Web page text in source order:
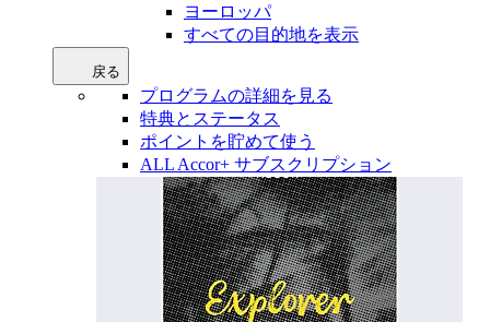
ヨーロッパ
すべての目的地を表示
戻る
プログラムの詳細を見る
特典とステータス
ポイントを貯めて使う
ALL Accor+ サブスクリプション